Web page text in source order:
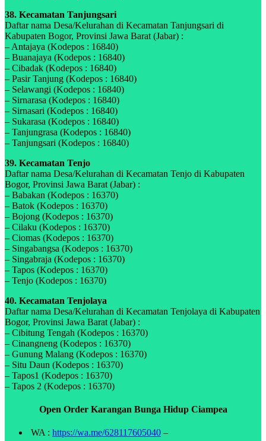
38. Kecamatan Tanjungsari
Daftar nama Desa/Kelurahan di Kecamatan Tanjungsari di
Kabupaten Bogor, Provinsi Jawa Barat (Jabar) :
– Antajaya (Kodepos : 16840)
– Buanajaya (Kodepos : 16840)
– Cibadak (Kodepos : 16840)
– Pasir Tanjung (Kodepos : 16840)
– Selawangi (Kodepos : 16840)
– Sirnarasa (Kodepos : 16840)
– Sirnasari (Kodepos : 16840)
– Sukarasa (Kodepos : 16840)
– Tanjungrasa (Kodepos : 16840)
– Tanjungsari (Kodepos : 16840)
39. Kecamatan Tenjo
Daftar nama Desa/Kelurahan di Kecamatan Tenjo di Kabupaten
Bogor, Provinsi Jawa Barat (Jabar) :
– Babakan (Kodepos : 16370)
– Batok (Kodepos : 16370)
– Bojong (Kodepos : 16370)
– Cilaku (Kodepos : 16370)
– Ciomas (Kodepos : 16370)
– Singabangsa (Kodepos : 16370)
– Singabraja (Kodepos : 16370)
– Tapos (Kodepos : 16370)
– Tenjo (Kodepos : 16370)
40. Kecamatan Tenjolaya
Daftar nama Desa/Kelurahan di Kecamatan Tenjolaya di Kabupaten
Bogor, Provinsi Jawa Barat (Jabar) :
– Cibitung Tengah (Kodepos : 16370)
– Cinangneng (Kodepos : 16370)
– Gunung Malang (Kodepos : 16370)
– Situ Daun (Kodepos : 16370)
– Tapos1 (Kodepos : 16370)
– Tapos 2 (Kodepos : 16370)
Open Order Karangan Bunga Hidup Ciampea
WA : https://wa.me/628117605040 –